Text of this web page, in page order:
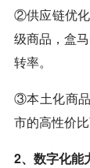
②供应链优
级商品，盒
转率。
③本土化商
市的高性价比
2、数字化能